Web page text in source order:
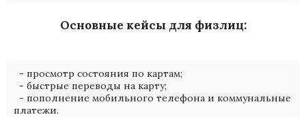
Основные кейсы для физлиц:
- просмотр состояния по картам;
- быстрые переводы на карту;
- пополнение мобильного телефона и коммунальные
платежи.